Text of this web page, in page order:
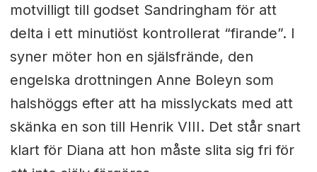
motvilligt till godset Sandringham för att
delta i ett minutiöst kontrollerat “firande”. I
syner möter hon en själsfrände, den
engelska drottningen Anne Boleyn som
halshöggs efter att ha misslyckats med att
skänka en son till Henrik VIII. Det står snart
klart för Diana att hon måste slita sig fri för